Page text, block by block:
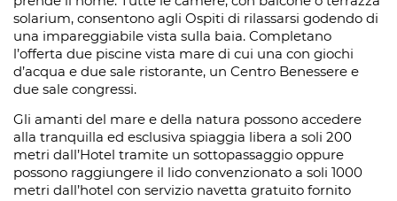
solarium, consentono agli Ospiti di rilassarsi godendo di
una impareggiabile vista sulla baia. Completano
l’offerta due piscine vista mare di cui una con giochi
d’acqua e due sale ristorante, un Centro Benessere e
due sale congressi.
Gli amanti del mare e della natura possono accedere
alla tranquilla ed esclusiva spiaggia libera a soli 200
metri dall’Hotel tramite un sottopassaggio oppure
possono raggiungere il lido convenzionato a soli 1000
metri dall’hotel con servizio navetta gratuito fornito